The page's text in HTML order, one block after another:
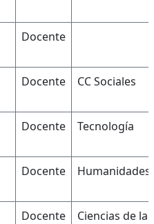
Docente
Docente CC Sociales
Docente Tecnología
Docente Humanidades
Docente
Ciencias de la